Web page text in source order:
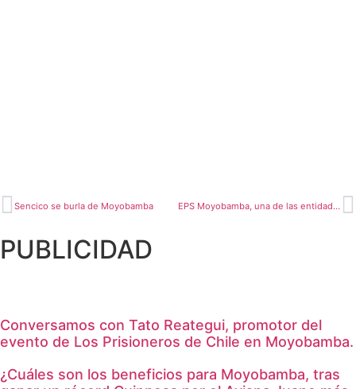
Sencico se burla de Moyobamba EPS Moyobamba, una de las entidades con mayor desaprobación por la población moyobambina
PUBLICIDAD
Conversamos con Tato Reategui, promotor del
evento de Los Prisioneros de Chile en Moyobamba.
¿Cuáles son los beneficios para Moyobamba, tras